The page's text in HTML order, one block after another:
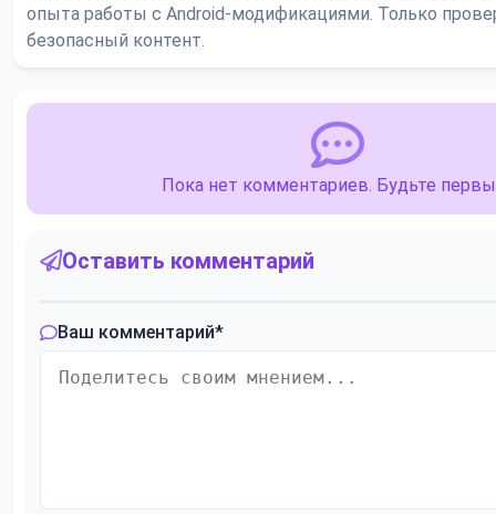
опыта работы с Android-модификациями. Только
безопасный контент.
Пока нет комментариев. Будьте
Оставить комментарий
Ваш комментарий*